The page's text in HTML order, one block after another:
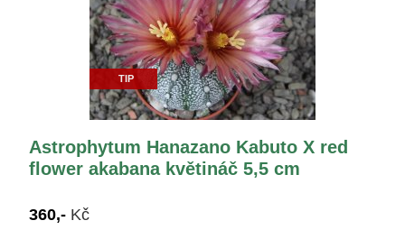
TIP
Astrophytum Hanazano Kabuto X red
flower akabana květináč 5,5 cm
360,- Kč